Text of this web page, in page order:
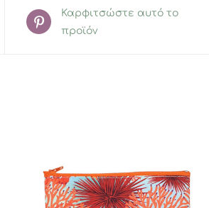
Καρφιτσώστε αυτό το
προϊόν